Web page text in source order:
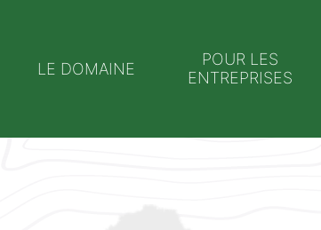
LE DOMAINE
POUR LES
ENTREPRISES